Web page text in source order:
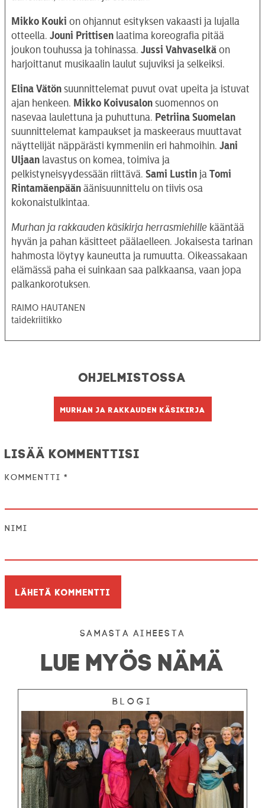
Mikko Kouki on ohjannut esityksen vakaasti ja lujalla
otteella. Jouni Prittisen laatima koreografia pitää
joukon touhussa ja tohinassa. Jussi Vahvaselkä on
harjoittanut musikaalin laulut sujuviksi ja selkeiksi.
Elina Vätön suunnittelemat puvut ovat upeita ja istuvat
ajan henkeen.
Mikko Koivusalon suomennos on
nasevaa laulettuna ja puhuttuna.
Petriina Suomelan
suunnittelemat kampaukset ja maskeeraus muuttavat
näyttelijät näppärästi kymmeniin eri hahmoihin. Jani
Uljaan lavastus on komea, toimiva ja
pelkistyneisyydessään riittävä. Sami Lustin ja Tomi
Rintamäenpään äänisuunnittelu on tiivis osa
kokonaistulkintaa.
Murhan ja rakkauden käsikirja herrasmiehille kääntää
hyvän ja pahan käsitteet päälaelleen. Jokaisesta tarinan
hahmosta löytyy kauneutta ja rumuutta. Oikeassakaan
elämässä paha ei suinkaan saa palkkaansa, vaan jopa
palkankorotuksen.
RAIMO HAUTANEN
taidekriitikko
Ohjelmistossa
Murhan ja rakkauden käsikirja
Lisää kommenttisi
Kommentti *
Nimi
Samasta aiheesta
LUE MYÖS NÄMÄ
Blogi